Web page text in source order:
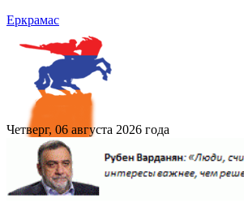
Еркрамас
Четверг, 06 августа 2026 года